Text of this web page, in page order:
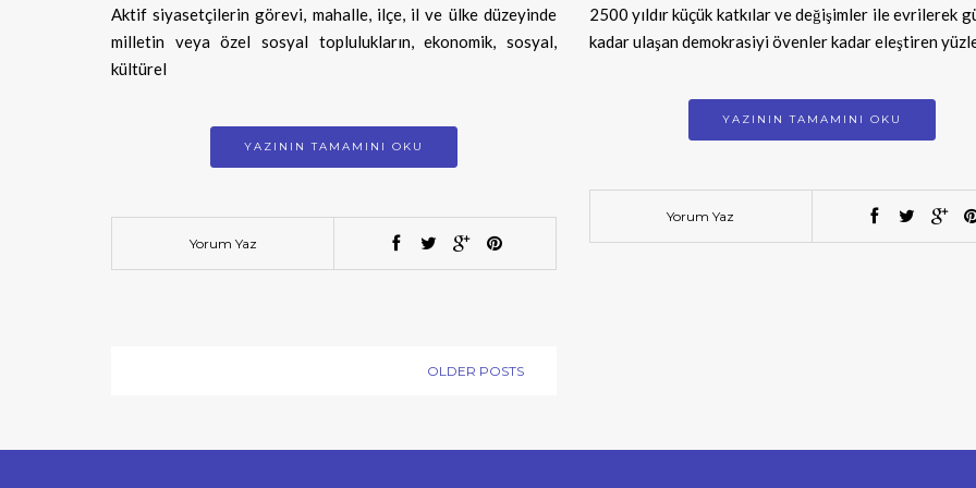
Aktif siyasetçilerin görevi, mahalle, ilçe, il ve ülke düzeyinde
milletin veya özel sosyal toplulukların, ekonomik, sosyal,
kültürel
YAZININ TAMAMINI OKU
Yorum Yaz
2500 yıldır küçük katkılar ve değişimler ile evrilerek
kadar ulaşan demokrasiyi övenler kadar eleştiren
YAZININ TAMAMINI OKU
Yorum Yaz
OLDER POSTS